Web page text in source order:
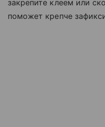
закрепите клеем или
поможет крепче